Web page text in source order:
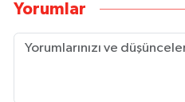
Yorumlar